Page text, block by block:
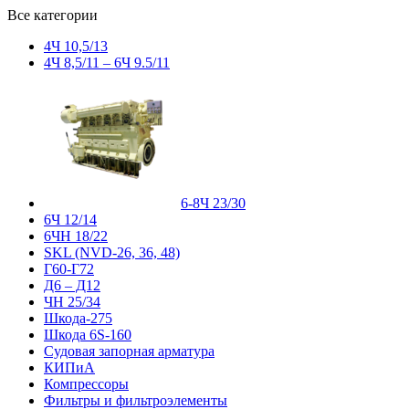
Все категории
4Ч 10,5/13
4Ч 8,5/11 – 6Ч 9.5/11
6-8Ч 23/30
6Ч 12/14
6ЧН 18/22
SKL (NVD-26, 36, 48)
Г60-Г72
Д6 – Д12
ЧН 25/34
Шкода-275
Шкода 6S-160
Судовая запорная арматура
КИПиА
Компрессоры
Фильтры и фильтроэлементы